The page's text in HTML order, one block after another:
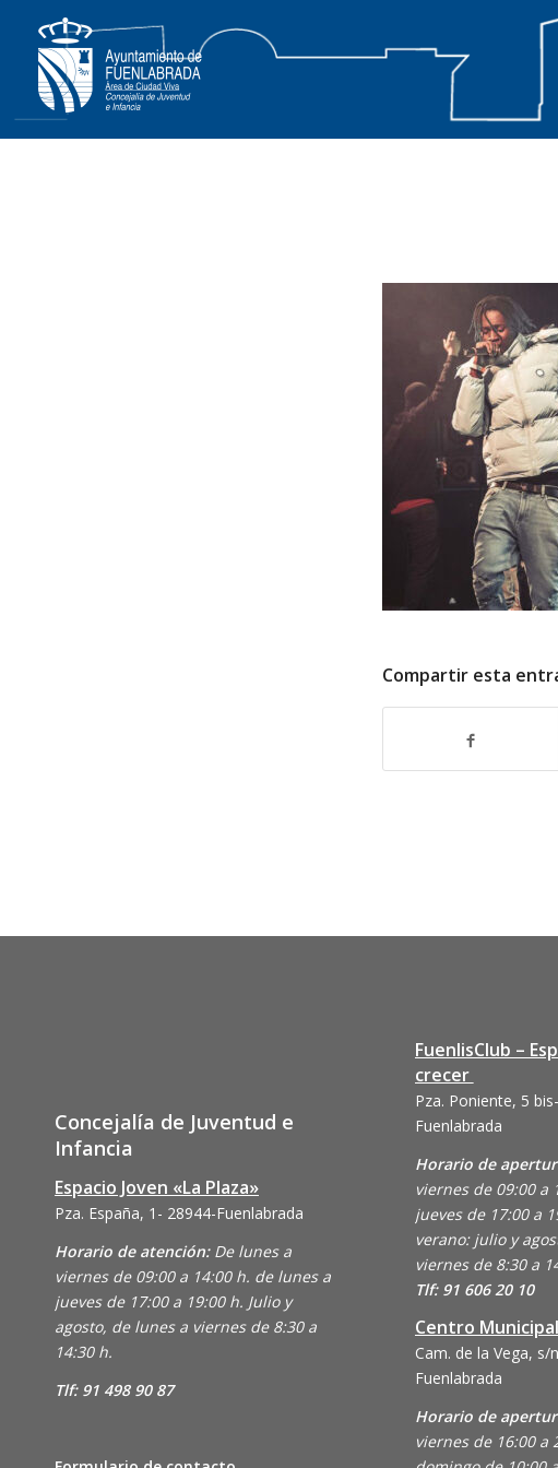
Compartir esta
Concejalía de Juventud e
Infancia
Espacio Joven «La Plaza»
Pza. España, 1- 28944-Fuenlabrada
Horario de atención: De lunes a
viernes de 09:00 a 14:00 h. de lunes a
jueves de 17:00 a 19:00 h. Julio y
agosto, de lunes a viernes de 8:30 a
14:30 h.
Tlf: 91 498 90 87
FuenlisClub –
crecer
Pza. Poniente, 5
Fuenlabrada
Horario de
viernes de 09:00 a
jueves de 17:00 a
verano: julio y
viernes de 8:30 a
Tlf: 91 606 20 10
Centro
Cam. de la Vega, s/
Fuenlabrada
Horario de
viernes de 16:00 a